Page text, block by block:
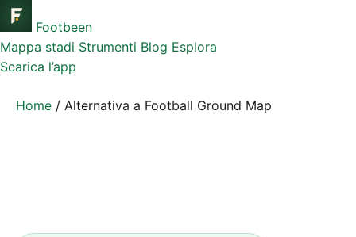
Footbeen
Mappa stadi Strumenti Blog Esplora
Scarica l’app
Home / Alternativa a Football Ground Map